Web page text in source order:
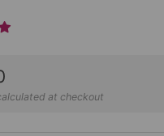
at checkout